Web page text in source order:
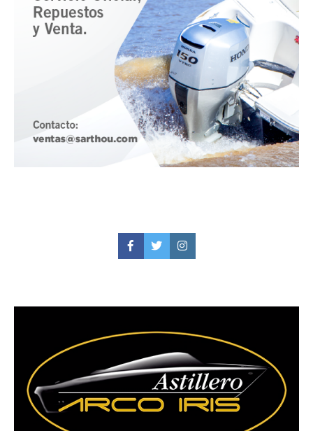
FacebookTwitterInstagram